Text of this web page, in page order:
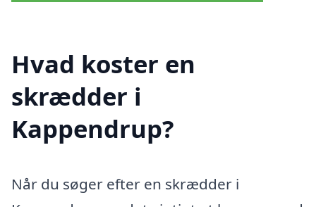
Hvad koster en
skrædder i
Kappendrup?
Når du søger efter en skrædder i